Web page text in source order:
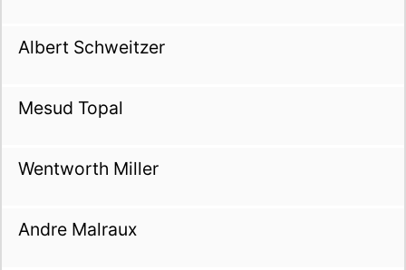
Albert Schweitzer
Mesud Topal
Wentworth Miller
Andre Malraux